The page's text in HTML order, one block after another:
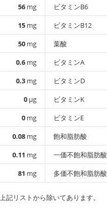
56 mg
15 mg
50 mg
0.6 mg
0.3 mg
0 µg
0 mg
0.08 mg
0.11 mg
81 mg
ビタミンB6
ビタミンB12
葉酸
ビタミンA
ビタミンD
ビタミンK
ビタミンE
飽和脂肪酸
一価不飽和脂肪酸
多価不飽和脂肪酸
リストから除いてあります。